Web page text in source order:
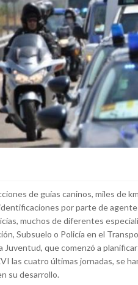
de guías caninos, miles de
por parte de
muchos de diferentes
Subsuelo o Policía en el
Juventud, que comenzó a
las cuatro últimas jornadas, se
su desarrollo.